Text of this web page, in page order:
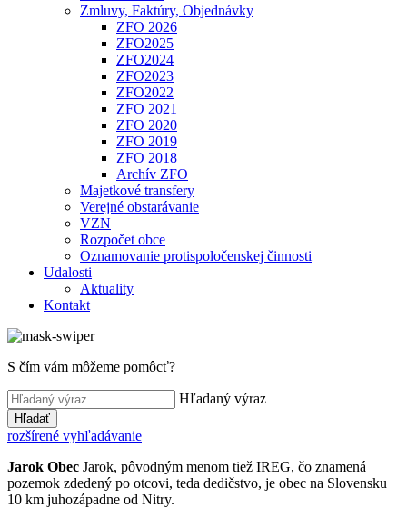
Zmluvy, Faktúry, Objednávky
ZFO 2026
ZFO2025
ZFO2024
ZFO2023
ZFO2022
ZFO 2021
ZFO 2020
ZFO 2019
ZFO 2018
Archív ZFO
Majetkové transfery
Verejné obstarávanie
VZN
Rozpočet obce
Oznamovanie protispoločenskej činnosti
Udalosti
Aktuality
Kontakt
S čím vám môžeme pomôcť?
Hľadaný výraz
Hľadať
rozšírené vyhľadávanie
Jarok Obec Jarok, pôvodným menom tiež IREG, čo znamená
pozemok zdedený po otcovi, teda dedičstvo, je obec na Slovensku
10 km juhozápadne od Nitry.